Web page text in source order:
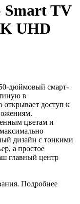
Smart TV
UHD
дюймовый смарт-
в
доступ к
цветам и
дизайн с тонкими
а простое
главный центр
Подробнее